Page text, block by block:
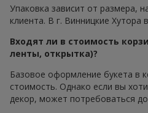
Упаковка зависит от размера,
клиента. В г. Винницкие
Входят ли в стоимость
ленты, открытка)?
Базовое оформление букета в
стоимость. Однако если вы
декор, может потребоваться